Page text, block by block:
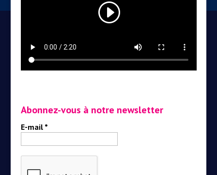
Abonnez-vous à notre newsletter
E-mail *